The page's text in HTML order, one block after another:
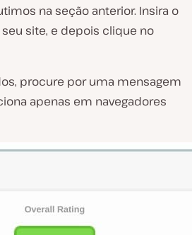
na seção anterior. Insira o
site, e depois clique no
procure por uma mensagem
apenas em navegadores